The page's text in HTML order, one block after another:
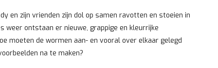
en zijn vrienden zijn dol op samen ravotten en stoeien in
weer ontstaan er nieuwe, grappige en kleurrijke
moeten de wormen aan- en vooral over elkaar gelegd
na te maken?